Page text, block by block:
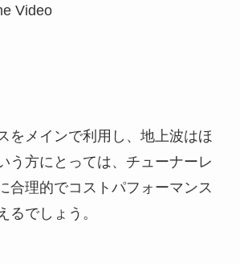
Video
をメインで利用し、地上波はほ
う方にとっては、チューナーレ
合理的でコストパフォーマンス
るでしょう。